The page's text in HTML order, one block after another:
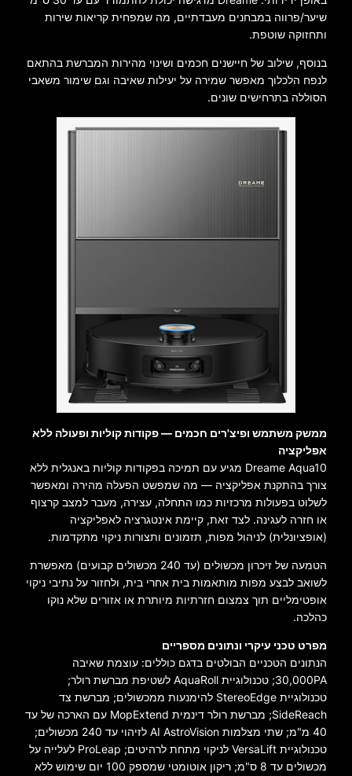
שיער/פרווה במבחנים מעבדתיים, מה שמפחית קריאות שירות
ותחזוקה שוטפת.
בנוסף, שילוב של חיישנים חכמים ושינוי מהירות המברשת בהתאם
לנפח הלכלוך מאפשר שמירה על יעילות שאיבה וגם שימור משאבי
הסוללה בתרחישים שונים.
ממשק משתמש ופיצ'רים חכמים — פקודות קוליות ופעולה ללא
אפליקציה
Dreame Aqua10 מגיע עם תמיכה בפקודות קוליות באנגלית ללא
צורך בהתקנת אפליקציה — מה שמפשט הפעלה מהירה ומאפשר
לשלוט בפעולות מרכזיות כמו התחלה, עצירה, מעבר למצב קרצוף
או חזרה לעגינה. לצד זאת, קיימת אינטגרציה לאפליקציה
(אופציונלית) לניהול מפות, תזמונים ותצורות ניקוי מתקדמות.
הטמעה של זיכרון מכשולים (עד 240 מכשולים קבועים) מאפשרת
לשואב לבצע מפות מותאמות בית אחרי בית, ולחזור על נתיבי ניקוי
אופטימליים תוך צמצום חזרתיות מיותרת או אזורים שלא נוקו
כהלכה.
מפרט טכני עיקרי ונתונים מספריים
הנתונים הטכניים הבולטים בדגם כוללים: עוצמת שאיבה
30,000PA; טכנולוגיית AquaRoll לשטיפת מברשת רולר;
טכנולוגיית StereoEdge להימנעות ממכשולים; מברשת צד
SideReach; מברשת רולר דינמית MopExtend עם הארכה של עד
40 מ"מ; שתי מצלמות AI AstroVision לזיהוי עד 240 מכשולים;
טכנולוגיית VersaLift לניקוי מתחת לרהיטים; ProLeap לעלייה על
מכשולים עד 8 ס"מ; ריקון אוטומטי שמספק 100 יום שימוש ללא